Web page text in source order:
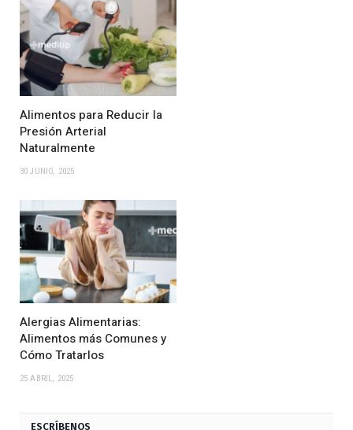
Alimentos para Reducir la
Presión Arterial
Naturalmente
30 JUNIO, 2025
Alergias Alimentarias:
Alimentos más Comunes y
Cómo Tratarlos
25 ABRIL, 2025
ESCRÍBENOS